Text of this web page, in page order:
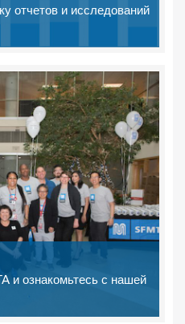
отчетов и исследований
и ознакомьтесь с нашей